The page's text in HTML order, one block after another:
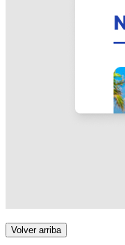
Volver arriba